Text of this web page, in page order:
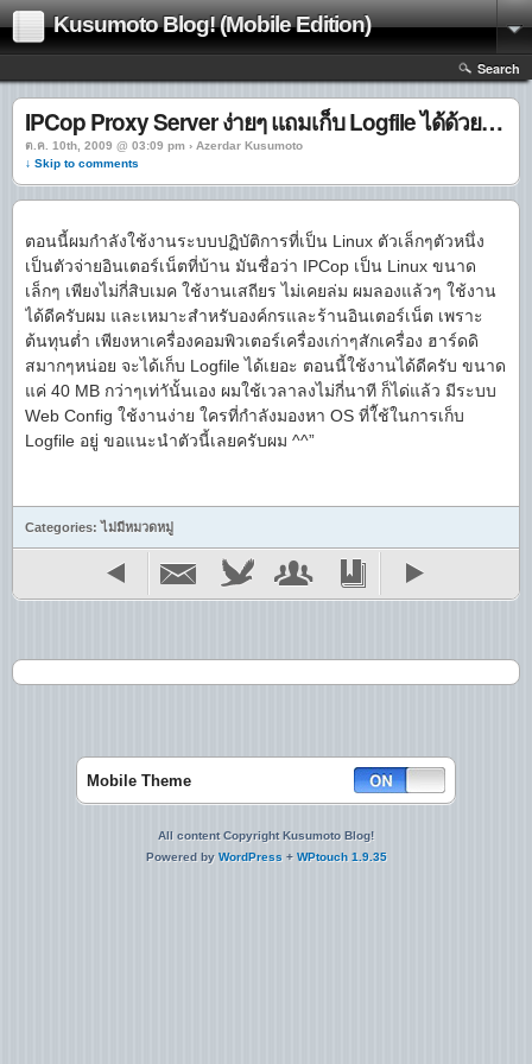
Kusumoto Blog! (Mobile Edition)
Search
IPCop Proxy Server ง่ายๆ แถมเก็บ Logfile ได้ด้วย…
ต.ค. 10th, 2009 @ 03:09 pm › Azerdar Kusumoto
↓ Skip to comments
ตอนนี้ผมกำลังใช้งานระบบปฏิบัติการที่เป็น Linux ตัวเล็กๆตัวหนึ่ง
เป็นตัวจ่ายอินเตอร์เน็ตที่บ้าน มันชื่อว่า IPCop เป็น Linux ขนาด
เล็กๆ เพียงไม่กี่สิบเมค ใช้งานเสถียร ไม่เคยล่ม ผมลองแล้วๆ ใช้งาน
ได้ดีครับผม และเหมาะสำหรับองค์กรและร้านอินเตอร์เน็ต เพราะ
ต้นทุนต่ำ เพียงหาเครื่องคอมพิวเตอร์เครื่องเก่าๆสักเครื่อง ฮาร์ดดิ
สมากๆหน่อย จะได้เก็บ Logfile ได้เยอะ ตอนนี้ใช้งานได้ดีครับ ขนาด
แค่ 40 MB กว่าๆเท่าันั้นเอง ผมใช้เวลาลงไม่กี่นาที ก็ได่แล้ว มีระบบ
Web Config ใช้งานง่าย ใครที่กำลังมองหา OS ที่ใ้ช้ในการเก็บ
Logfile อยู่ ขอแนะนำตัวนี้เลยครับผม ^^”
Categories: ไม่มีหมวดหมู่
Mobile Theme
All content Copyright Kusumoto Blog!
Powered by WordPress + WPtouch 1.9.35